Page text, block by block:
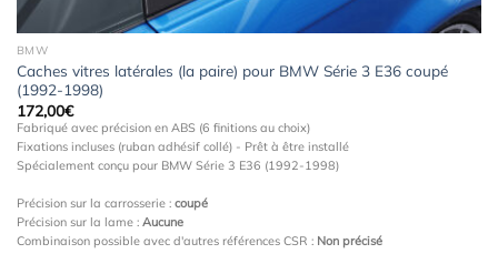
BMW
Caches vitres latérales (la paire) pour BMW Série 3 E36 coupé
(1992-1998)
172,00€
Fabriqué avec précision en ABS (6 finitions au choix)
Fixations incluses (ruban adhésif collé) - Prêt à être installé
Spécialement conçu pour BMW Série 3 E36 (1992-1998)
Précision sur la carrosserie : coupé
Précision sur la lame : Aucune
Combinaison possible avec d'autres références CSR : Non précisé